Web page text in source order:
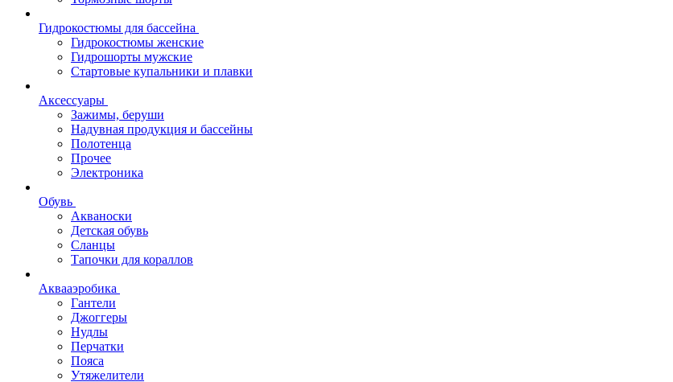
Гидрокостюмы для бассейна
Гидрокостюмы женские
Гидрошорты мужские
Стартовые купальники и плавки
Аксессуары
Зажимы, беруши
Надувная продукция и бассейны
Полотенца
Прочее
Электроника
Обувь
Акваноски
Детская обувь
Сланцы
Тапочки для кораллов
Аквааэробика
Гантели
Джоггеры
Нудлы
Перчатки
Пояса
Утяжелители